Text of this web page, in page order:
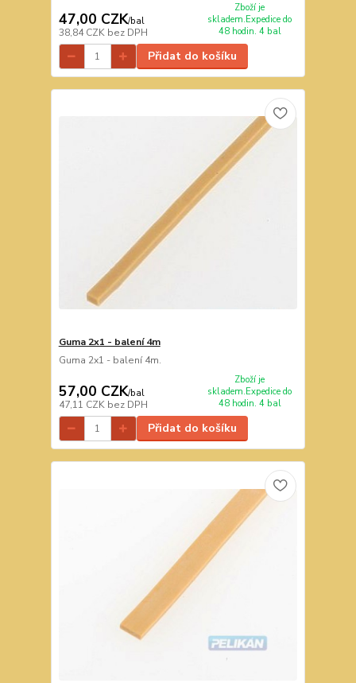
47,00 CZK/bal
38,84 CZK bez DPH
Zboží je
skladem.Expedice do
48 hodin. 4 bal
Přidat do košíku
Guma 2x1 - balení 4m
Guma 2x1 - balení 4m.
57,00 CZK/bal
47,11 CZK bez DPH
Zboží je
skladem.Expedice do
48 hodin. 4 bal
Přidat do košíku